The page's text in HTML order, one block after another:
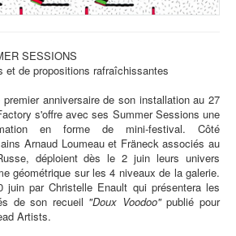
SESSIONS
et de propositions rafraîchissantes
anniversaire de son installation au 27
s'offre avec ses Summer Sessions une
en forme de mini-festival. Côté
Arnaud Loumeau et Fräneck associés au
déploient dès le 2 juin leurs univers
géométrique sur les 4 niveaux de la galerie.
par Christelle Enault qui présentera les
de son recueil "Doux Voodoo"publié pour
Artists.